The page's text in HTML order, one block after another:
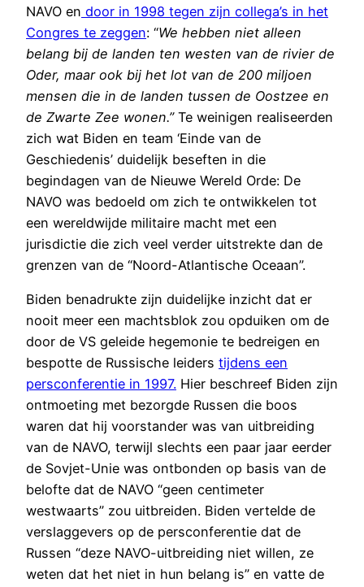
NAVO en door in 1998 tegen zijn collega’s in het
Congres te zeggen: “We hebben niet alleen
belang bij de landen ten westen van de rivier de
Oder, maar ook bij het lot van de 200 miljoen
mensen die in de landen tussen de Oostzee en
de Zwarte Zee wonen.” Te weinigen realiseerden
zich wat Biden en team ‘Einde van de
Geschiedenis’ duidelijk beseften in die
begindagen van de Nieuwe Wereld Orde: De
NAVO was bedoeld om zich te ontwikkelen tot
een wereldwijde militaire macht met een
jurisdictie die zich veel verder uitstrekte dan de
grenzen van de “Noord-Atlantische Oceaan”.
Biden benadrukte zijn duidelijke inzicht dat er
nooit meer een machtsblok zou opduiken om de
door de VS geleide hegemonie te bedreigen en
bespotte de Russische leiders tijdens een
persconferentie in 1997. Hier beschreef Biden zijn
ontmoeting met bezorgde Russen die boos
waren dat hij voorstander was van uitbreiding
van de NAVO, terwijl slechts een paar jaar eerder
de Sovjet-Unie was ontbonden op basis van de
belofte dat de NAVO “geen centimeter
westwaarts” zou uitbreiden. Biden vertelde de
verslaggevers op de persconferentie dat de
Russen “deze NAVO-uitbreiding niet willen, ze
weten dat het niet in hun belang is” en vatte de